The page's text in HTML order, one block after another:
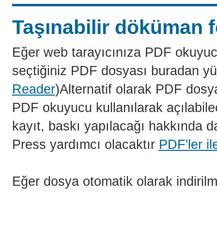
Taşınabilir döküman
Eğer web tarayıcınıza PDF
seçtiğiniz PDF dosyası buradan
Reader)Alternatif olarak PDF
PDF okuyucu kullanılarak
kayıt, baskı yapılacağı
Press yardımcı olacaktır PDF'ler
Eğer dosya otomatik olarak